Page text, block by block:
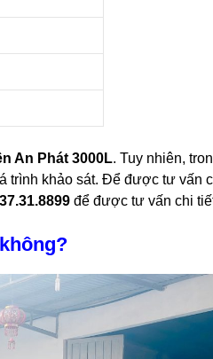
An Phát 3000L. Tuy nhiên,
trình khảo sát. Để được tư vấn
để được tư vấn chi